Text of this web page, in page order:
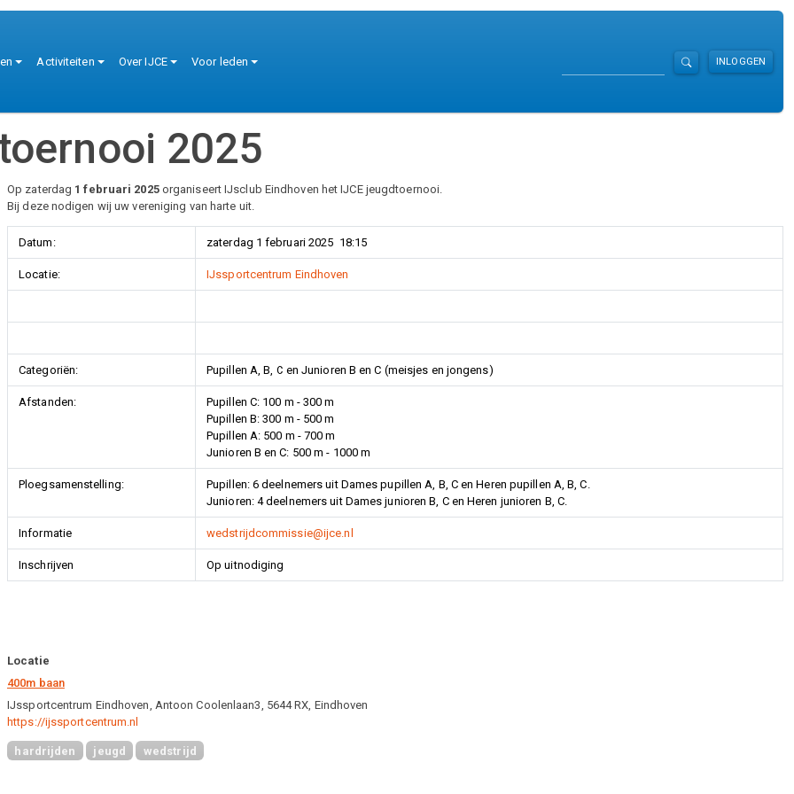
Activiteiten Over IJCE Voor leden INLOGGEN
2025
Op zaterdag 1 februari 2025organiseert IJsclub Eindhoven het IJCE jeugdtoernooi.
Bij deze nodigen wij uw vereniging van harte uit.
Datum: zaterdag 1 februari 2025 18:15
Locatie: IJssportcentrum Eindhoven
Categoriën: Pupillen A, B, C en Junioren B en C (meisjes en jongens)
Afstanden:
Pupillen C: 100 m - 300 m
Pupillen B: 300 m - 500 m
Pupillen A: 500 m - 700 m
Junioren B en C: 500 m - 1000 m
Ploegsamenstelling:
Pupillen: 6 deelnemers uit Dames pupillen A, B, C en Heren pupillen A, B, C.
Junioren: 4 deelnemers uit Dames junioren B, C en Heren junioren B, C.
Informatie wedstrijdcommissie@ijce.nl
Inschrijven Op uitnodiging
Locatie
400m baan
IJssportcentrum Eindhoven, Antoon Coolenlaan3, 5644 RX, Eindhoven
https://ijssportcentrum.nl
hardrijden jeugd wedstrijd